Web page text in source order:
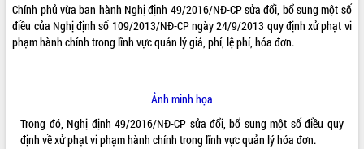
SỞ, BAN, NGÀNH
HỆ THỐNG VĂN BẢN
Chính phủ vừa ban hành Nghị định 49/2016/NĐ-CPsửa đổi, bổ sung một số
điều của Nghị định số 109/2013/NĐ-CPngày 24/9/2013 quy định xử phạt vi
phạm hành chính trong lĩnh vực quản lý giá, phí, lệ phí, hóa đơn.
Ảnh minh họa
Trong đó, Nghị định 49/2016/NĐ-CP sửa đổi, bổ sung một số điều quy
định về xử phạt vi phạm hành chính trong lĩnh vực quản lý hóa đơn.